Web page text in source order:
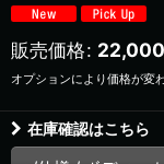
販売価格: 22,000
オプションにより価格が変
在庫確認はこちら